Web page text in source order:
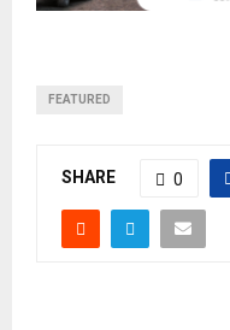
FEATURED
SHARE 0